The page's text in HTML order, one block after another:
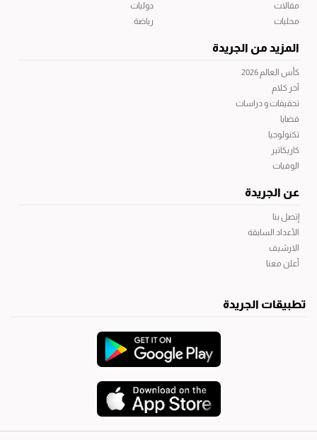
مقالات
محليات
دوليات
رياضة
المزيد من الجريدة
كأس العالم 2026
آخر كلام
تحقيقات و دراسات
قضايا
تكنولوجيا
كاريكاتير
الوفيات
عن الجريدة
إتصل بنا
الأعداد السابقة
الارشيف
أعلن معنا
تطبيقات الجريدة